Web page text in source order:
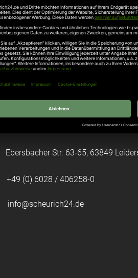
Garagentore
Ebersbacher Str. 63-65, 63849
+49 (0) 6028 / 406258-0
info@scheurich24.de